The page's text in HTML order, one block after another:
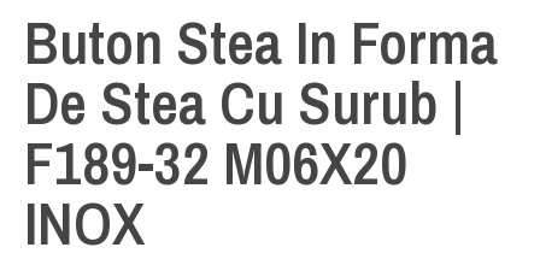
Buton Stea In Forma
De Stea Cu Surub |
F189-32 M06X20
INOX